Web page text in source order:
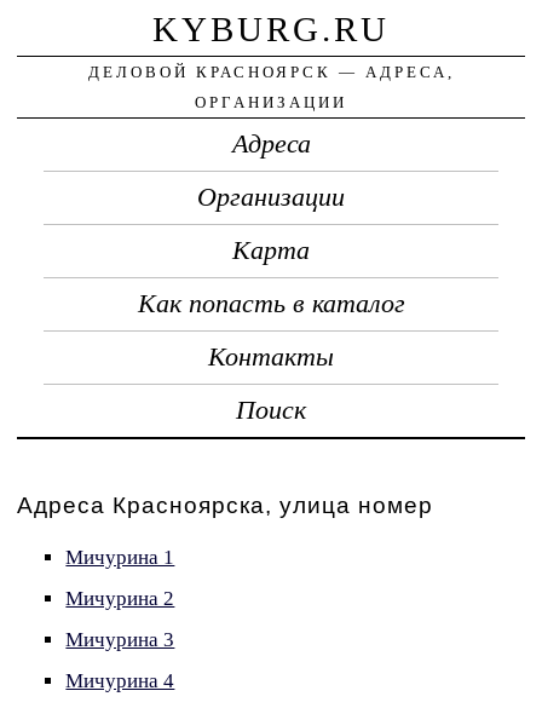
KYBURG.RU
ДЕЛОВОЙ КРАСНОЯРСК — АДРЕСА,
ОРГАНИЗАЦИИ
Адреса
Организации
Карта
Как попасть в каталог
Контакты
Поиск
Адреса Красноярска, улица номер
Мичурина 1
Мичурина 2
Мичурина 3
Мичурина 4